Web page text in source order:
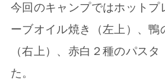
今回のキャンプではホットプ
ーブオイル焼き（左上）、鴨
（右上）、赤白２種のパス
た。